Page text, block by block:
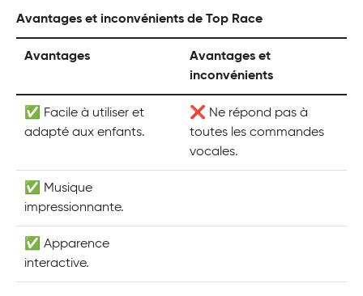
Avantages et inconvénients de Top Race
Avantages
Avantages et
inconvénients
✅ Facile à utiliser et
adapté aux enfants.
❌ Ne répond pas à
toutes les commandes
vocales.
✅ Musique
impressionnante.
✅ Apparence
interactive.